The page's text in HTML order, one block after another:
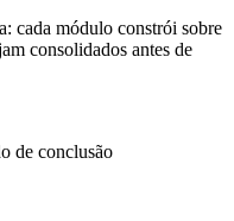
cada módulo constrói sobre
consolidados antes de
de conclusão